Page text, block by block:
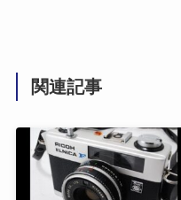
関連記事